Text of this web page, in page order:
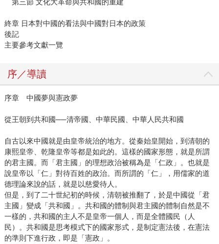
第三節 文化大革命與共和國的重建
終章 日本對中國的看法與中國對日本的政策
後記
主要參考文獻一覽
序／導讀
序章 中國夢與憲政夢
從王朝到共和國──清帝國、中華民國、中華人民共和國
自古以來中國就是由皇帝統治的地方。從秦始皇開始，到清朝的
康熙皇帝、乾隆皇帝等都是如此的。這樣的國家形態，就是所謂
的君主國。而「君主國」的理想政治被稱為是「仁政」。也就是
說皇帝以「仁」對待百姓的政治。而所謂的「仁」，用儒家的道
德理論來說的話，就是以慈愛待人。
但是，到了二十世紀初的時候，清朝被推翻了，於是中國從「君
主國」變成「共和國」。共和國的體制與君主國的體制自然是不
一樣的，共和國的主人不是皇帝一個人，而是全體國民（人
民）。共和國是思考模式下的國家形式，是制定憲法後，在憲法
的準則下進行政，即是「憲政」。